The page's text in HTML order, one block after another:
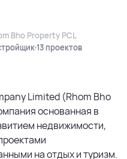
Bho Property PCL
13 проектов
Limited (Rhom Bho
основанная в
недвижимости,
на отдых и туризм.